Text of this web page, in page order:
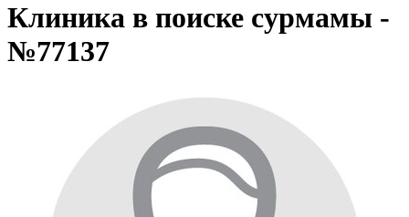
Клиника в поиске сурмамы -
№77137